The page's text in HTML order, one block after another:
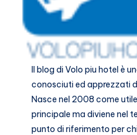
Il blog diVolo piu hotelè
conosciuti ed apprezzati
Nasce nel 2008 come
principale ma diviene nel
punto di riferimento per